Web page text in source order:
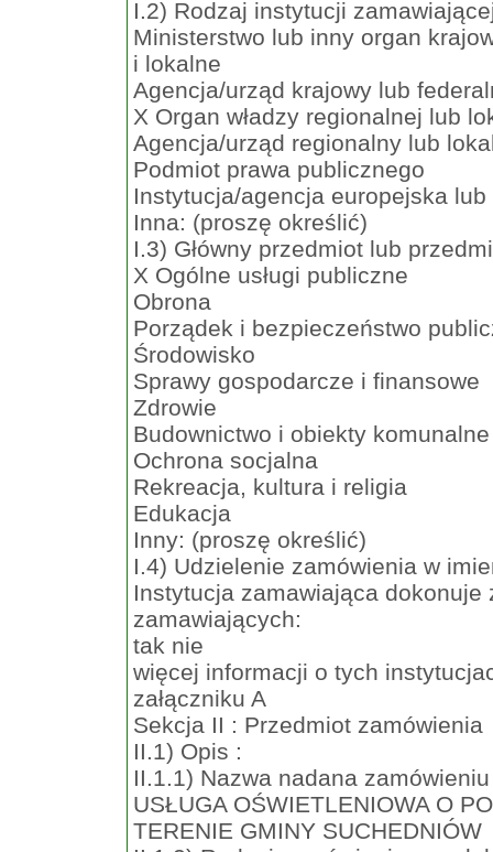
I.2) Rodzaj instytucji
Ministerstwo lub inny organ
i lokalne
Agencja/urząd krajowy lub
X Organ władzy regionalnej lub
Agencja/urząd regionalny lub
Podmiot prawa publicznego
Instytucja/agencja europejska
Inna: (proszę określić)
I.3) Główny przedmiot lub
X Ogólne usługi publiczne
Obrona
Porządek i bezpieczeństwo
Środowisko
Sprawy gospodarcze i finansowe
Zdrowie
Budownictwo i obiekty komunalne
Ochrona socjalna
Rekreacja, kultura i religia
Edukacja
Inny: (proszę określić)
I.4) Udzielenie zamówienia w
Instytucja zamawiająca
zamawiających:
tak nie
więcej informacji o tych
załączniku A
Sekcja II : Przedmiot zamówienia
II.1) Opis :
II.1.1) Nazwa nadana
USŁUGA OŚWIETLENIOWA O
TERENIE GMINY SUCHEDNIÓW